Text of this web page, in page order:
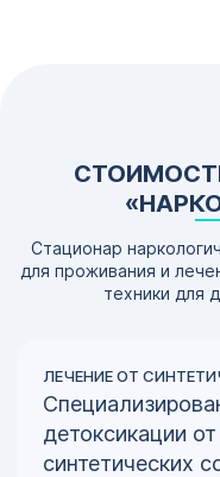
Стационар
для проживания и
техники для
ЛЕЧЕНИЕ ОТ
детоксикации
синтетических